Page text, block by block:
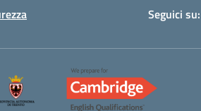
Seguici su: